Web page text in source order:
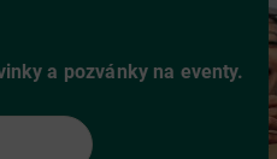
a pozvánky na eventy.